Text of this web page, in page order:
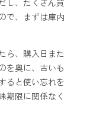
で、まずは庫内
ら、購入日また
を奥に、古いも
ると使い忘れを
期限に関係なく